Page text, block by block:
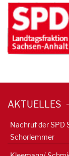
AKTUELLES
Nachruf der SPD
Schorlemmer